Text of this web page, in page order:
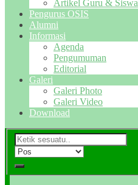
Artikel Guru & Siswa
Pengurus OSIS
Alumni
Informasi
Agenda
Pengumuman
Editorial
Galeri
Galeri Photo
Galeri Video
Download